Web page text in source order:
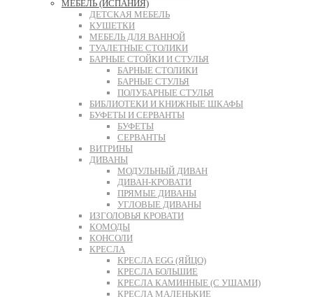
МЕБЕЛЬ (ИСПАНИЯ)
ДЕТСКАЯ МЕБЕЛЬ
КУШЕТКИ
МЕБЕЛЬ ДЛЯ ВАННОЙ
ТУАЛЕТНЫЕ СТОЛИКИ
БАРНЫЕ СТОЙКИ И СТУЛЬЯ
БАРНЫЕ СТОЛИКИ
БАРНЫЕ СТУЛЬЯ
ПОЛУБАРНЫЕ СТУЛЬЯ
БИБЛИОТЕКИ И КНИЖНЫЕ ШКАФЫ
БУФЕТЫ И СЕРВАНТЫ
БУФЕТЫ
СЕРВАНТЫ
ВИТРИНЫ
ДИВАНЫ
МОДУЛЬНЫЙ ДИВАН
ДИВАН-КРОВАТИ
ПРЯМЫЕ ДИВАНЫ
УГЛОВЫЕ ДИВАНЫ
ИЗГОЛОВЬЯ КРОВАТИ
КОМОДЫ
КОНСОЛИ
КРЕСЛА
КРЕСЛА EGG (ЯЙЦО)
КРЕСЛА БОЛЬШИЕ
КРЕСЛА КАМИННЫЕ (С УШАМИ)
КРЕСЛА МАЛЕНЬКИЕ